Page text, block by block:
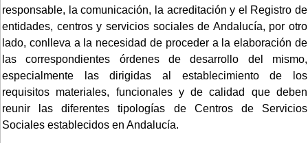
responsable, la comunicación, la acreditación y el Registro de
entidades, centros y servicios sociales de Andalucía, por otro
lado, conlleva a la necesidad de proceder a la elaboración de
las correspondientes órdenes de desarrollo del mismo,
especialmente las dirigidas al establecimiento de los
requisitos materiales, funcionales y de calidad que deben
reunir las diferentes tipologías de Centros de Servicios
Sociales establecidos en Andalucía.